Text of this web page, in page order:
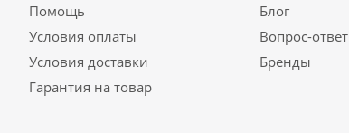
Помощь
Условия оплаты
Условия доставки
Гарантия на товар
Блог
Вопрос-ответ
Бренды